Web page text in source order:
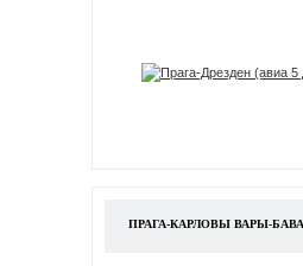
ПРАГА-КАРЛОВЫ ВАРЫ-